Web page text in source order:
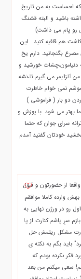
احساست به من تاریخ
باشید و البته قشنگ
پام می ذاشت)
هم قافیه کنید . این
بگنجانید. دارم یخ
خورشید و
آلزایمر می گیرم تا،نشه
نمی خوام خاطرت
دو بار ( فراموشی )
بهتر می شود. با پوزش و
سرای جوان که حتما
خودتان گفتید آمدم
از حضورتون و قبول
وارده کاملا موافقم
رو در ورژن نهایی به
سرِ پاشم کنارت از پا
مشکل ریتمش حل
باید بگم به نکته ی
فکر نکرده بودم که
سعی میکنم من بعد